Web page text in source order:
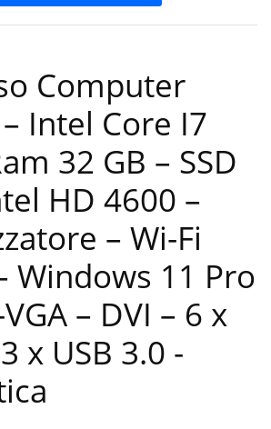
Computer
Intel Core I7
32 GB – SSD
HD 4600 –
– Wi-Fi
Windows 11 Pro
– DVI – 6 x
x USB 3.0 -